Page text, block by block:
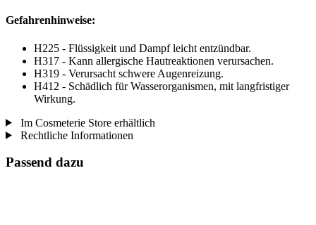
Gefahrenhinweise:
H225 - Flüssigkeit und Dampf leicht entzündbar.
H317 - Kann allergische Hautreaktionen verursachen.
H319 - Verursacht schwere Augenreizung.
H412 - Schädlich für Wasserorganismen, mit langfristiger
Wirkung.
Im Cosmeterie Store erhältlich
Rechtliche Informationen
Passend dazu